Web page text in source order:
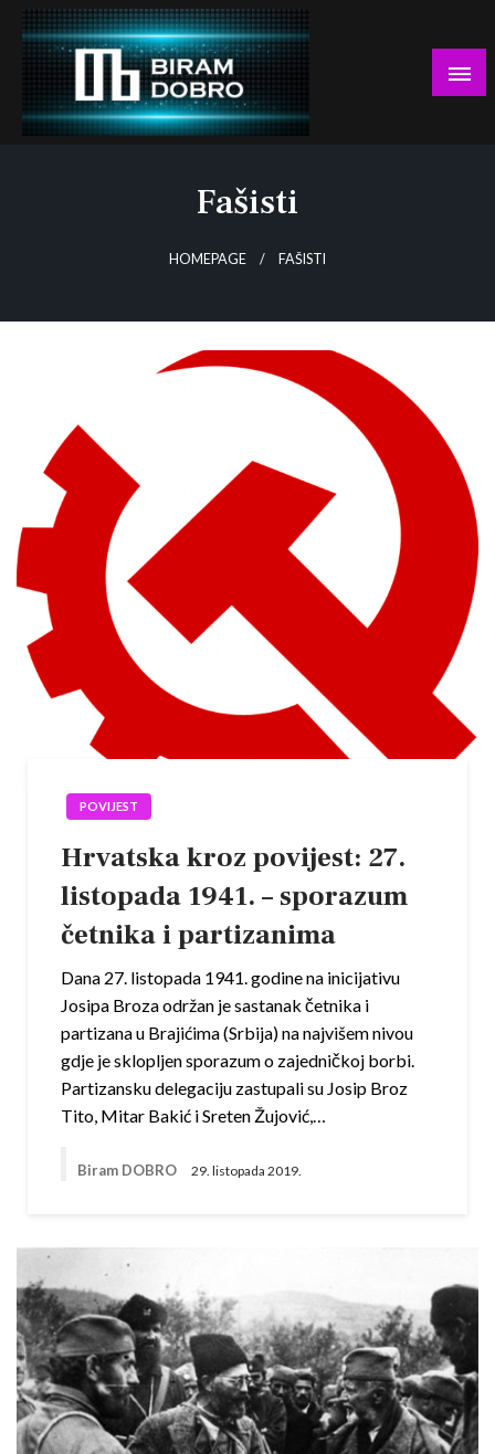
Skip
content
Fašisti
HOMEPAGE FAŠISTI
POVIJEST
Hrvatska kroz povijest: 27.
listopada 1941. – sporazum
četnika i partizanima
Dana 27. listopada 1941. godine na inicijativu
Josipa Broza održan je sastanak četnika i
partizana u Brajićima (Srbija) na najvišem nivou
gdje je sklopljen sporazum o zajedničkoj borbi.
Partizansku delegaciju zastupali su Josip Broz
Tito, Mitar Bakić i Sreten Žujović,…
Biram DOBRO 29. listopada 2019.